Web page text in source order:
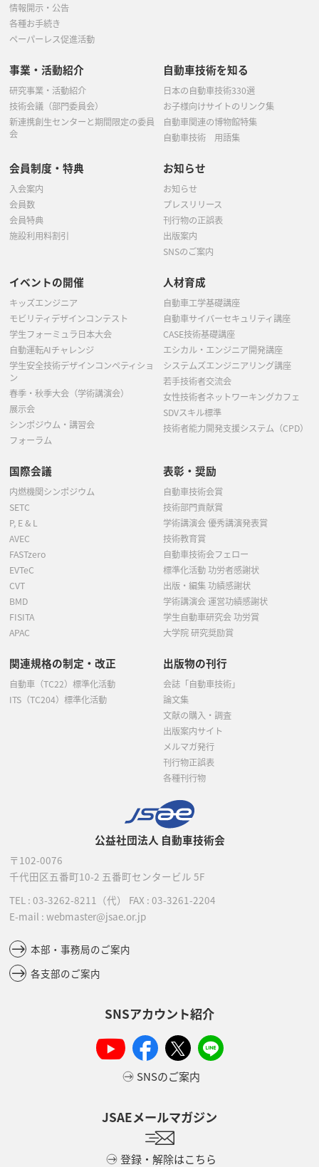
公益社団法人 自動車技術会
〒102-0076
千代田区五番町10-2 五番町センタービル 5F
TEL : 03-3262-8211 （代） FAX : 03-3261-2204
E-mail : webmaster@jsae.or.jp
本部・事務局のご案内
各支部のご案内
SNSアカウント紹介
SNSのご案内
JSAEメールマガジン
登録・解除はこちら
情報開示・公告
各種お手続き
ペーパーレス促進活動
事業・活動紹介
研究事業・活動紹介
技術会議（部門委員会）
新連携創生センターと期間限定の委員
会
自動車技術を知る
日本の自動車技術330選
お子様向けサイトのリンク集
自動車関連の博物館特集
自動車技術 用語集
会員制度・特典
入会案内
会員数
会員特典
施設利用料割引
お知らせ
お知らせ
プレスリリース
刊行物の正誤表
出版案内
SNSのご案内
イベントの開催
キッズエンジニア
モビリティデザインコンテスト
学生フォーミュラ日本大会
自動運転AIチャレンジ
学生安全技術デザインコンペティショ
ン
春季・秋季大会（学術講演会）
展示会
シンポジウム・講習会
フォーラム
人材育成
自動車工学基礎講座
自動車サイバーセキュリティ講座
CASE技術基礎講座
エシカル・エンジニア開発講座
システムズエンジニアリング講座
若手技術者交流会
女性技術者ネットワーキングカフェ
SDVスキル標準
技術者能力開発支援システム（CPD）
国際会議
内燃機関シンポジウム
SETC
P, E & L
AVEC
FASTzero
EVTeC
CVT
BMD
FISITA
APAC
表彰・奨励
自動車技術会賞
技術部門貢献賞
学術講演会 優秀講演発表賞
技術教育賞
自動車技術会フェロー
標準化活動 功労者感謝状
出版・編集 功績感謝状
学術講演会 運営功績感謝状
学生自動車研究会 功労賞
大学院 研究奨励賞
関連規格の制定・改正
自動車（TC22）標準化活動
ITS（TC204）標準化活動
出版物の刊行
会誌「自動車技術」
論文集
文献の購入・調査
出版案内サイト
メルマガ発行
刊行物正誤表
各種刊行物